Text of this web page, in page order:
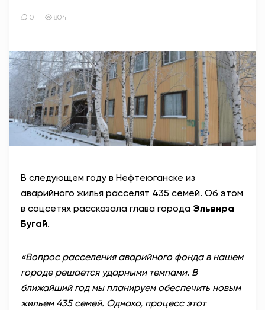
0 804
В следующем году в Нефтеюганске из
аварийного жилья расселят 435 семей. Об этом
в соцсетях рассказала глава города Эльвира
Бугай.
«Вопрос расселения аварийного фонда в нашем
городе решается ударными темпами. В
ближайший год мы планируем обеспечить новым
жильем 435 семей. Однако, процесс этот